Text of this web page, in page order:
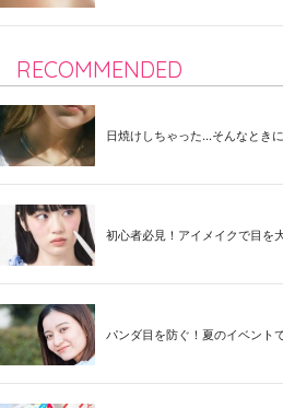
RECOMMENDED
日焼けしちゃった...そんなとき
初心者必見！アイメイクで目を
パンダ目を防ぐ！夏のイベント